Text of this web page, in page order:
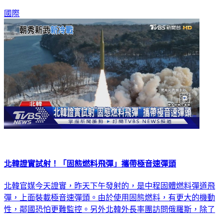
國際
北韓證實試射！「固態燃料飛彈」攜帶極音速彈頭
北韓官媒今天證實，昨天下午發射的，是中程固體燃料彈道飛
彈，上面裝載極音速彈頭。由於使用固態燃料，有更大的機動
性，鄰國恐怕更難監控。另外北韓外長率團訪問俄羅斯，除了